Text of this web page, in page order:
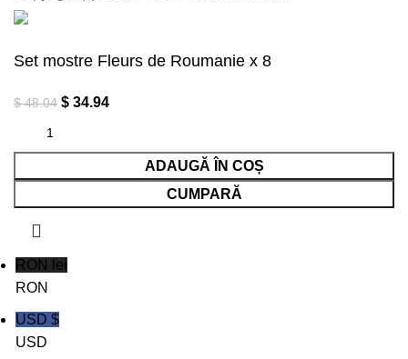
Set mostre Fleurs de Roumanie x 8
$48.04 $ 34.94
ADAUGĂ ÎN COȘ
CUMPARĂ
RON lei
RON
USD $
USD